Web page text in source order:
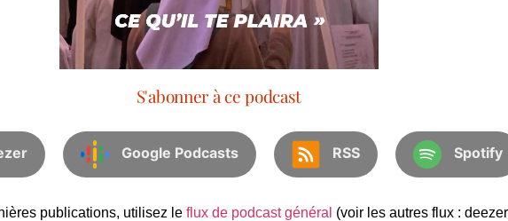
S'abonner à ce podcast
Google Podcasts RSS Spotify
publications, utilisez le flux de podcast général (voir les autres flux :